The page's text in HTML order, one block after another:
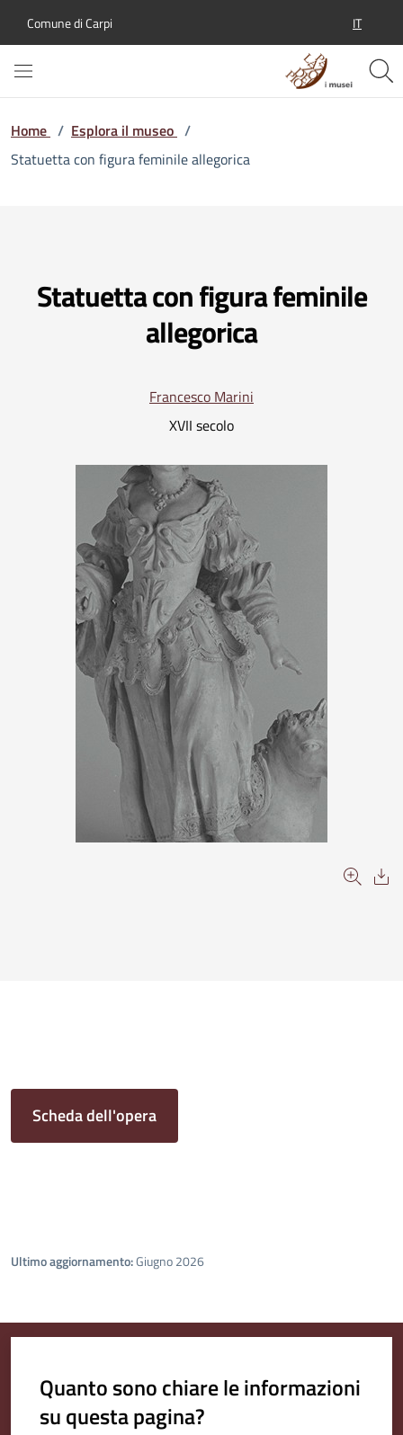
Comune di Carpi IT
Home / Esplora il museo /
Statuetta con figura feminile allegorica
Statuetta con figura feminile
allegorica
Francesco Marini
XVII secolo
Scheda dell'opera
Ultimo aggiornamento:Giugno 2026
Quanto sono chiare le informazioni
su questa pagina?